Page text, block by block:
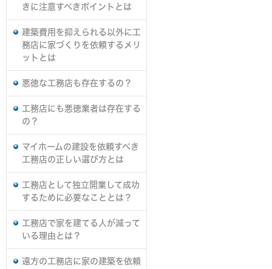
きに注意すべきポイントとは
建築費用を抑えられる以外に工
務店に家づくりを依頼するメリ
ットとは
悪徳な工務店も存在するの？
工務店にも悪徳業者は存在する
の？
マイホームの建設を依頼すべき
工務店の正しい選び方とは
工務店として独立開業して成功
するために必要なこととは？
工務店で家を建てる人が減って
いる理由とは？
遠方の工務店に家の建築を依頼